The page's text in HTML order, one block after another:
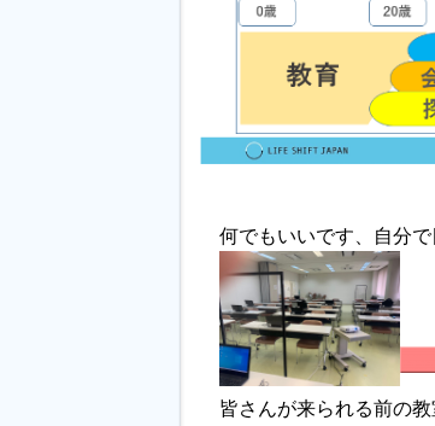
何でもいいです、自分
皆さんが来られる前の